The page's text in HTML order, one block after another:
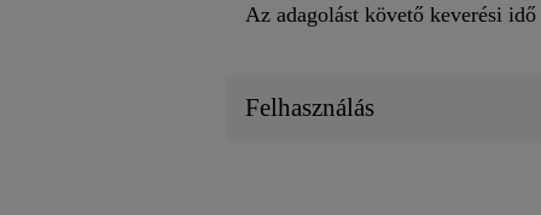
Az adagolást követő keverési
Felhasználás